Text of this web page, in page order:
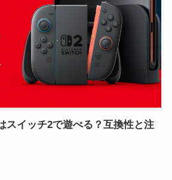
スイッチ2で遊べる？互換性と注